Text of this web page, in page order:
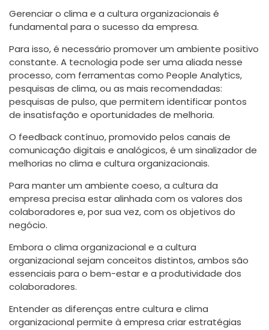
Gerenciar o clima e a cultura organizacionais é
fundamental para o sucesso da empresa.
Para isso, é necessário promover um ambiente positivo
constante. A tecnologia pode ser uma aliada nesse
processo, com ferramentas como People Analytics,
pesquisas de clima, ou as mais recomendadas:
pesquisas de pulso, que permitem identificar pontos
de insatisfação e oportunidades de melhoria.
O feedback contínuo, promovido pelos canais de
comunicação digitais e analógicos, é um sinalizador de
melhorias no clima e cultura organizacionais.
Para manter um ambiente coeso, a cultura da
empresa precisa estar alinhada com os valores dos
colaboradores e, por sua vez, com os objetivos do
negócio.
Embora o clima organizacional e a cultura
organizacional sejam conceitos distintos, ambos são
essenciais para o bem-estar e a produtividade dos
colaboradores.
Entender as diferenças entre cultura e clima
organizacional permite à empresa criar estratégias